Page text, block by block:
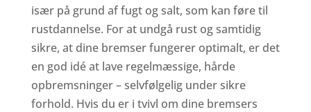
især på grund af fugt og salt, som kan føre til
rustdannelse. For at undgå rust og samtidig
sikre, at dine bremser fungerer optimalt, er det
en god idé at lave regelmæssige, hårde
opbremsninger – selvfølgelig under sikre
forhold. Hvis du er i tvivl om dine bremsers